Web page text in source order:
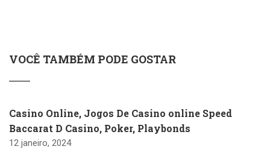
VOCÊ TAMBÉM PODE GOSTAR
Casino Online, Jogos De Casino online Speed
Baccarat D Casino, Poker, Playbonds
12 janeiro, 2024